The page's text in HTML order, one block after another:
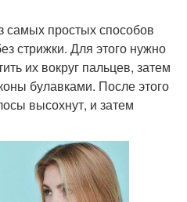
самых простых способов
стрижки. Для этого нужно
их вокруг пальцев, затем
булавками. После этого
высохнут, и затем